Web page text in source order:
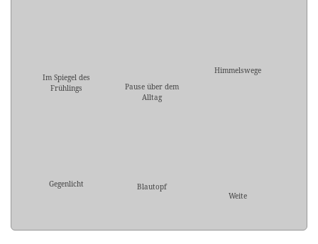
Im Spiegel des
Frühlings
Pause über dem
Alltag
Himmelswege
Gegenlicht
Blautopf
Weite